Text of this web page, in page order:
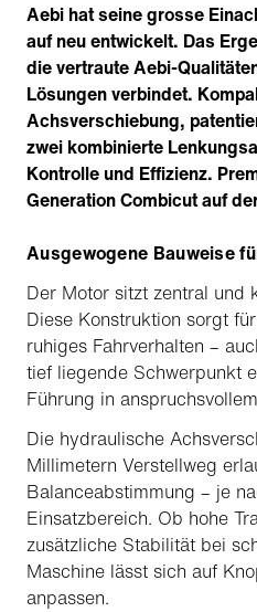
Aebi hat seine grosse
auf neu entwickelt. Das
die vertraute Aebi-
Lösungen verbindet.
Achsverschiebung,
zwei kombinierte
Kontrolle und Effizienz.
Generation Combicut auf
Ausgewogene Bauweise
Der Motor sitzt zentral und
Diese Konstruktion sorgt
ruhiges Fahrverhalten –
tief liegende Schwerpunkt
Führung in
Die hydraulische
Millimetern Verstellweg
Balanceabstimmung – je
Einsatzbereich. Ob hohe
zusätzliche Stabilität bei
Maschine lässt sich auf
anpassen.